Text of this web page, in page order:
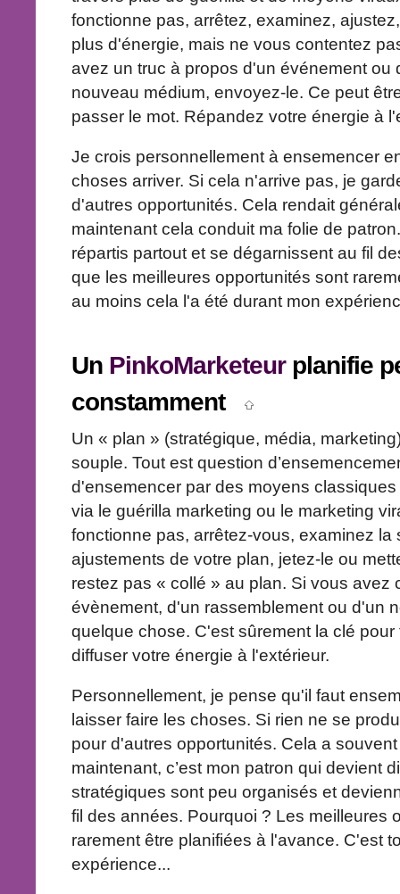
fonctionne pas, arrêtez, examinez,
plus d'énergie, mais ne vous contentez
avez un truc à propos d'un événement ou
nouveau médium, envoyez-le. Ce peut
passer le mot. Répandez votre énergie à
Je crois personnellement à ensemencer
choses arriver. Si cela n'arrive pas, je
d'autres opportunités. Cela rendait
maintenant cela conduit ma folie de
répartis partout et se dégarnissent au fil
que les meilleures opportunités sont
au moins cela l'a été durant mon
Un PinkoMarketeurplanifie
constamment
Un « plan » (stratégique, média,
souple. Tout est question
d'ensemencer par des moyens
via le guérilla marketing ou le marketing
fonctionne pas, arrêtez-vous, examinez la
ajustements de votre plan, jetez-le ou
restez pas « collé » au plan. Si vous avez
évènement, d'un rassemblement ou d'un
quelque chose. C'est sûrement la clé
diffuser votre énergie à l'extérieur.
Personnellement, je pense qu'il faut
laisser faire les choses. Si rien ne se
pour d'autres opportunités. Cela a
maintenant, c’est mon patron qui devient
stratégiques sont peu organisés et
fil des années. Pourquoi ? Les meilleures
rarement être planifiées à l'avance. C'est
expérience...